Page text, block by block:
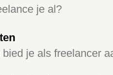
je al?
je als freelancer